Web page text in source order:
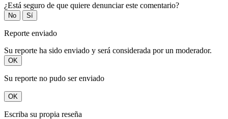
¿Está seguro de que quiere denunciar este comentario?
No Sí
Reporte enviado
Su reporte ha sido enviado y será considerada por un moderador.
OK
Su reporte no pudo ser enviado
OK
Escriba su propia reseña